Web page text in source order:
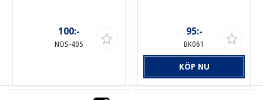
100:-
NOS-405
95:-
BK061
KÖP NU